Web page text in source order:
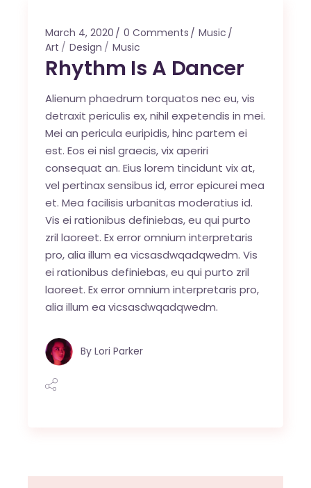
March 4, 2020 0 Comments
Music
Art
Design Music
Rhythm Is A Dancer
Alienum phaedrum torquatos nec eu, vis
detraxit periculis ex, nihil expetendis in mei.
Mei an pericula euripidis, hinc partem ei
est. Eos ei nisl graecis, vix aperiri
consequat an. Eius lorem tincidunt vix at,
vel pertinax sensibus id, error epicurei mea
et. Mea facilisis urbanitas moderatius id.
Vis ei rationibus definiebas, eu qui purto
zril laoreet. Ex error omnium interpretaris
pro, alia illum ea vicsasdwqadqwedm. Vis
ei rationibus definiebas, eu qui purto zril
laoreet. Ex error omnium interpretaris pro,
alia illum ea vicsasdwqadqwedm.
By Lori Parker